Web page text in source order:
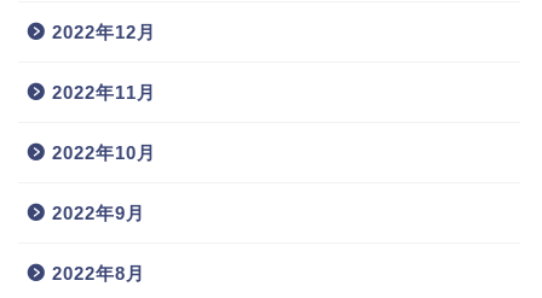
2022年12月
2022年11月
2022年10月
2022年9月
2022年8月